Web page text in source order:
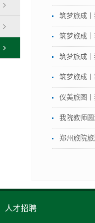
筑梦旅成
筑梦旅成
筑梦旅成
筑梦旅成
仪美旅图
我院教师
郑州旅院
人才招聘